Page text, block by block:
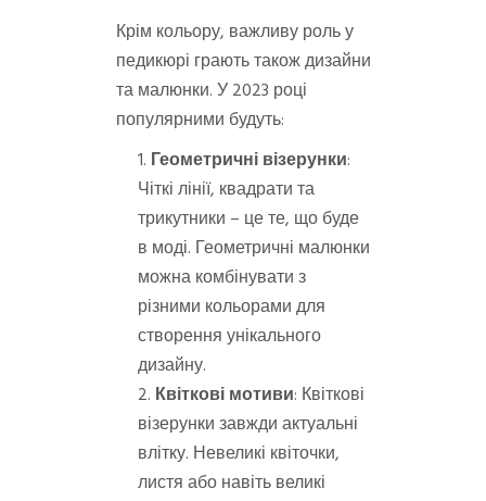
Крім кольору, важливу роль у
педикюрі грають також дизайни
та малюнки. У 2023 році
популярними будуть:
Геометричні візерунки:
Чіткі лінії, квадрати та
трикутники – це те, що буде
в моді. Геометричні малюнки
можна комбінувати з
різними кольорами для
створення унікального
дизайну.
Квіткові мотиви: Квіткові
візерунки завжди актуальні
влітку. Невеликі квіточки,
листя або навіть великі